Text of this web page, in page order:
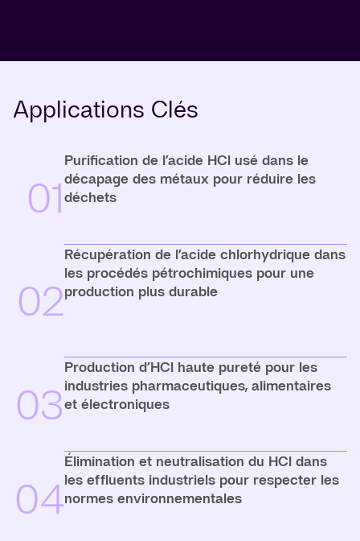
Applications Clés
01
Purification de l’acide HCl usé dans le
décapage des métaux pour réduire les
déchets
02
Récupération de l’acide chlorhydrique dans
les procédés pétrochimiques pour une
production plus durable
03
Production d’HCl haute pureté pour les
industries pharmaceutiques, alimentaires
et électroniques
04
Élimination et neutralisation du HCl dans
les effluents industriels pour respecter les
normes environnementales